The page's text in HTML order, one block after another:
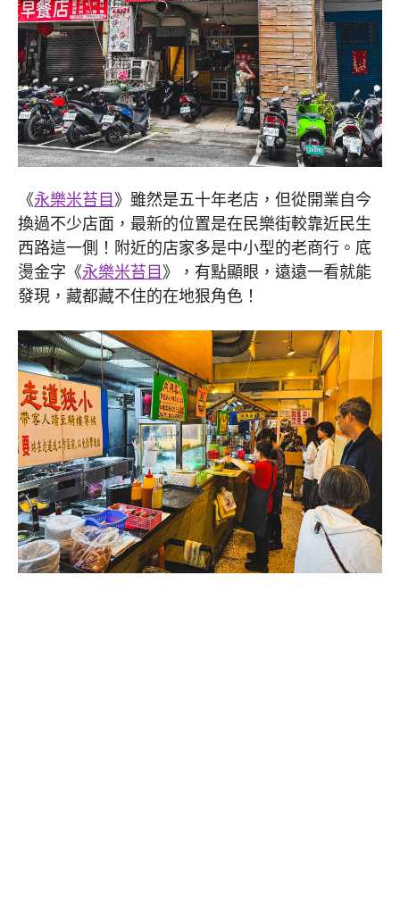
《永樂米苔目 》雖然是五十年老店，但從開業自今
換過不少店面，最新的位置是在民樂街較靠近民生
西路這一側！附近的店家多是中小型的老商行。底
燙金字《永樂米苔目 》，有點顯眼，遠遠一看就能
發現，藏都藏不住的在地狠角色！